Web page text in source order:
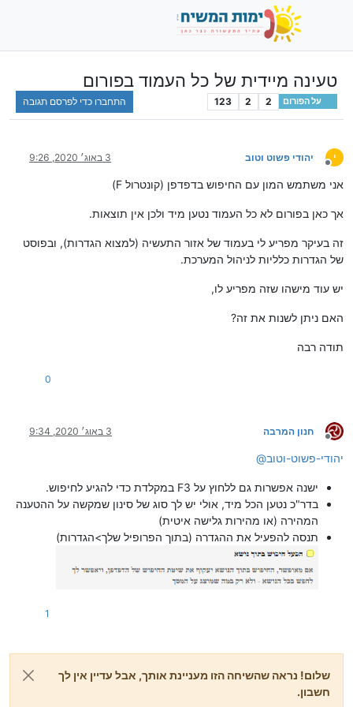
טעינה מיידית של כל העמוד בפורום
על הפורום 2
2
123 התחברו כדי לפרסם תגובה
י
מנותק
יהודי פשוט וטוב 3 באוג׳ 2020, 9:26
אני משתמש המון עם החיפוש בדפדפן (קונטרול F)
אך כאן בפורום לא כל העמוד נטען מיד ולכן אין תוצאות.
זה בעיקר מפריע לי בעמוד של אזור התעשיה (למצוא הגדרות), ובפוסט
של הגדרות כלליות לניהול המערכת.
יש עוד מישהו שזה מפריע לו,
האם ניתן לשנות את זה?
תודה רבה
0
מנותק
חנון המרבה 3 באוג׳ 2020, 9:34
@יהודי-פשוט-וטוב
ישנה אפשרות גם ללחוץ על F3 במקלדת כדי להגיע לחיפוש.
בדר"כ נטען הכל מיד, אולי יש לך סוג של סינון שמקשה על ההטענה
המהירה (או מהירות גלישה איטית)
תנסה להפעיל את ההגדרה (בתוך הפרופיל שלך>הגדרות)
1
שלום! נראה שהשיחה הזו מעניינת אותך, אבל עדיין אין לך
חשבון.